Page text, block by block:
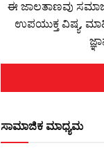
ಈ ಜಾಲತಾಣವು
ಉಪಯುಕ್ತ ವಿಷ್ಯ,
ಸಾಮಾಜಿಕ ಮಾಧ್ಯಮ